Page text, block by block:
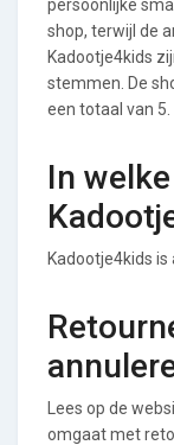
persoonlijke
shop, terwijl de
Kadootje4kids
stemmen. De
een totaal van 5.
In
Kadootje4kids is
Lees op de
omgaat met